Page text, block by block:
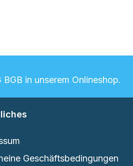
in unserem Onlineshop.
Geschäftsbedingungen